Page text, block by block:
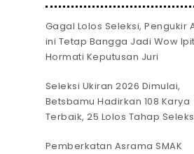
Gagal Lolos Seleksi, Pengukir
ini Tetap Bangga Jadi Wow
Hormati Keputusan Juri
Seleksi Ukiran 2026 Dimulai,
Betsbamu Hadirkan 108 Karya
Terbaik, 25 Lolos Tahap
Pemberkatan Asrama SMAK